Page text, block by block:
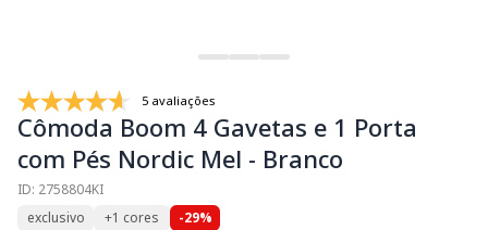
5 avaliações
Cômoda Boom 4 Gavetas e 1 Porta
com Pés Nordic Mel - Branco
ID: 2758804KI
exclusivo
+1 cores -29%